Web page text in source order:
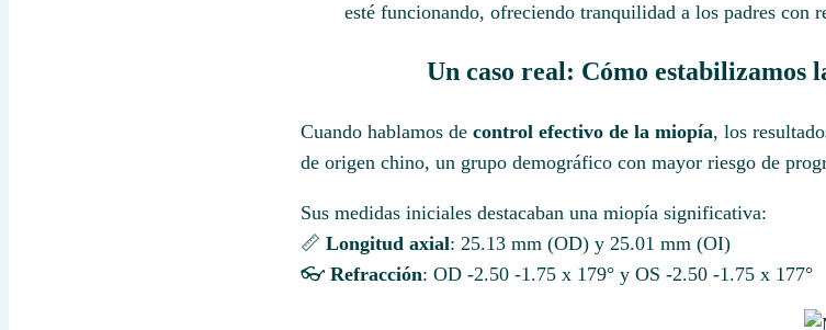
esté funcionando, ofreciendo tranquilidad a los padres con
Un caso real: Cómo estabilizamos
Cuando hablamos de control efectivo de la miopía, los
de origen chino, un grupo demográfico con mayor riesgo de
Sus medidas iniciales destacaban una miopía significativa:
📏 Longitud axial: 25.13 mm (OD) y 25.01 mm (OI)
👓 Refracción: OD -2.50 -1.75 x 179° y OS -2.50 -1.75 x 177°